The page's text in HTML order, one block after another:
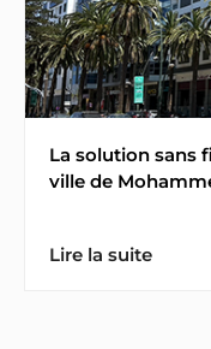
La solution sans
ville de
Lire la suite